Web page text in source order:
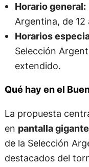
Horario general:
Argentina, de 12
Horarios
Selección
extendido.
Qué hay en el
La propuesta
en pantalla gigante
de la Selección
destacados del